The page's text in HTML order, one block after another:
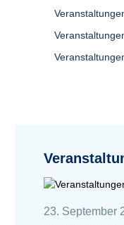
23. September